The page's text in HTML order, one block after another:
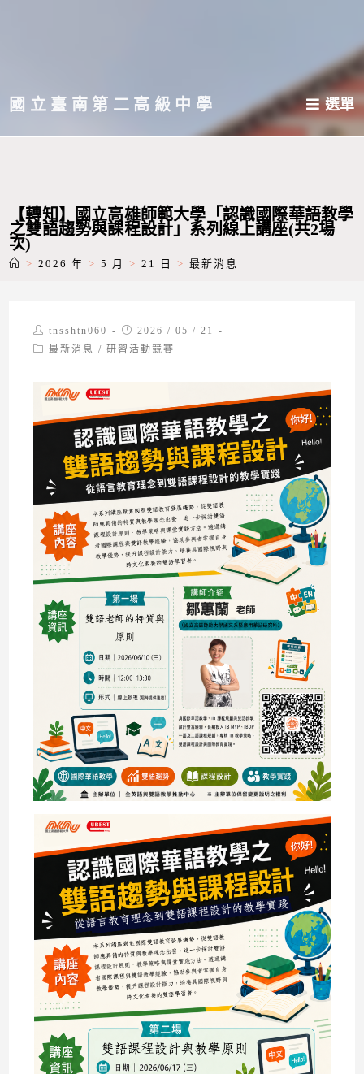
主國立臺南第二高級中學 選單
【轉知】國立高雄師範大學「認識國際華語教學
之雙語趨勢與課程設計」系列線上講座(共2場
次)
> 2026 年 > 5 月 > 21 日 > 最新消息
Post
author:
tnsshtn060
Post
published:
2026 / 05 / 21
Post最新消息 / 研習活動競賽